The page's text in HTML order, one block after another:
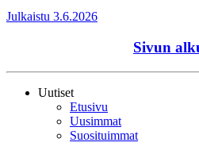
Julkaistu 3.6.2026
Sivun
Uutiset
Etusivu
Uusimmat
Suosituimmat